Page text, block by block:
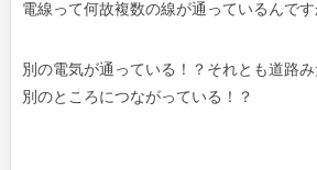
電線って何故複数の線が通っているんです
別の電気が通っている！？それとも道路
別のところにつながっている！？